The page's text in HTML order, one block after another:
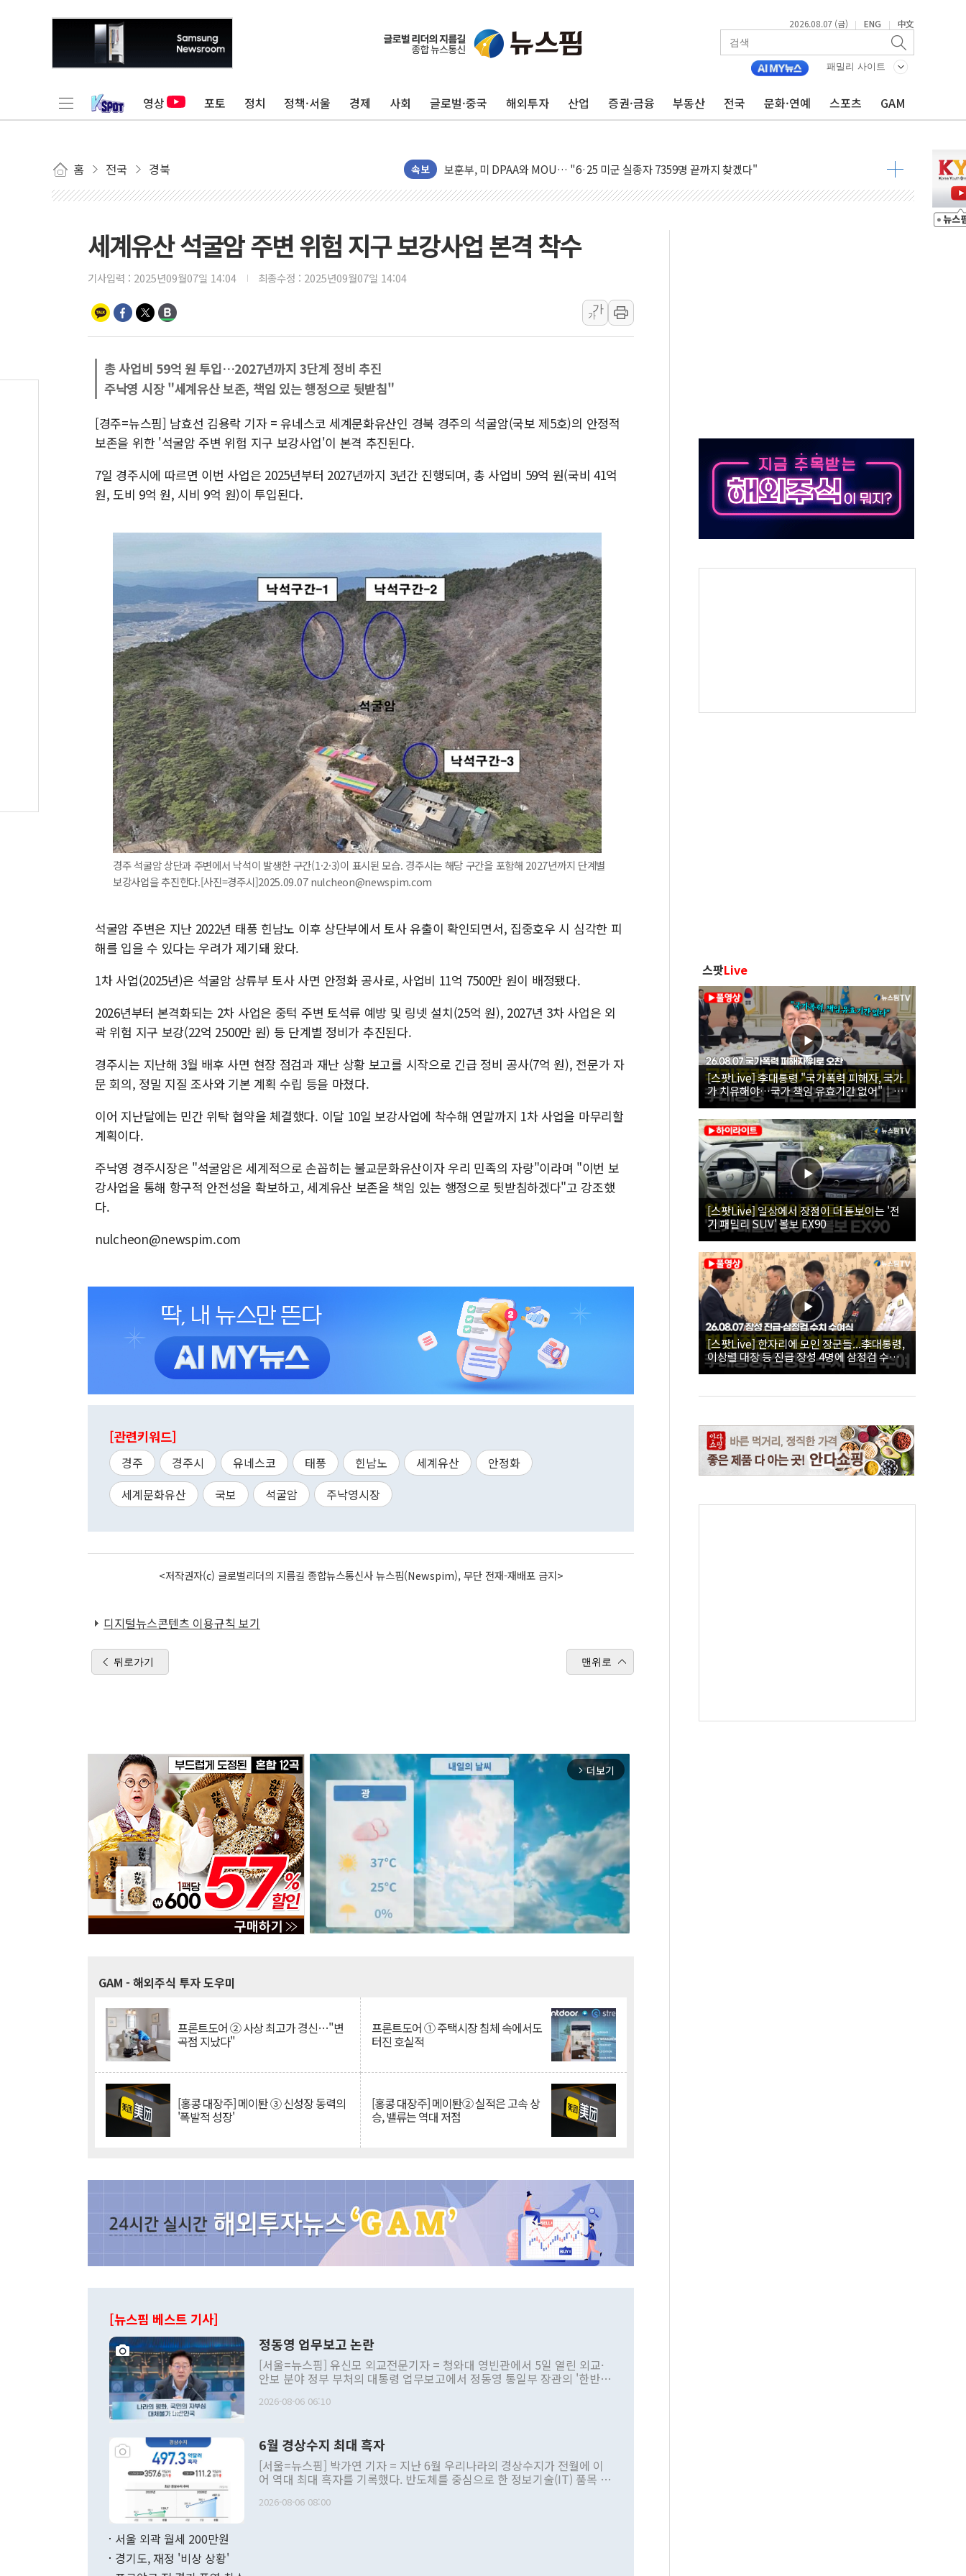
2026.08.07 (금) | ENG | 中文
패밀리 사이트
영상 포토 정치 정책·서울 경제 사회 글로벌·중국 해외투자 산업 증권·금융 부동산 전국 문화·연예 스포츠 GAM
홈 전국 경북 속보
[AI MY 뉴스] 뉴욕 반도체주 프리뷰...美 고용 쇼크에 반도체주 '활짝'
뉴욕증시 프리뷰, 美 고용 쇼크에 금리 인상 우려 후퇴…나스닥 선물 1%대 상승
[사진] 이슬람 수니파 3개국, 공동방위협정 체결
뉴욕증시 개장 전 특징주...아틀라시안·클라우드플레어·태양광주↑ VS 트레이드데스크·웬디스↓
트럼프 "금리 내려야"…파월 때와 달리 워시엔 톤 낮춰
특정 정치인 측근 포항시 정책특보 내정설...포항시 '시끌'
李 대통령, '6시간 마라톤 부동산 2차 회의' 주재… "전폭적 공급 확대·속도전 총력"
트럼프, 中 겨냥 폴리실리콘 관세 15% 부과…美 태양광주 급등
이란와이어 "이란 최고지도자 위독…곧 사망해도 놀랍지 않아"
남동발전, 해남군에 국내 최대 규모 400MW 태양광 착공…여의도 1.6배 규모
[인도증시] 중동 불안 속 유가 상승에 소폭 하락...금융주 낙폭 커
신길동 신축도 3.3㎡당 7250만원…써밋 클라비온 59㎡ 18억원대
세계유산 석굴암 주변 위험 지구 보강사업 본격 착수
기사입력 : 2025년09월07일 14:04 최종수정 : 2025년09월07일 14:04
가
가
총 사업비 59억 원 투입…2027년까지 3단계 정비 추진
주낙영 시장 "세계유산 보존, 책임 있는 행정으로 뒷받침"
[경주=뉴스핌] 남효선 김용락 기자 = 유네스코 세계문화유산인 경북 경주의 석굴암(국보 제5호)의 안정적
보존을 위한 '석굴암 주변 위험 지구 보강사업'이 본격 추진된다.
7일 경주시에 따르면 이번 사업은 2025년부터 2027년까지 3년간 진행되며, 총 사업비 59억 원(국비 41억
원, 도비 9억 원, 시비 9억 원)이 투입된다.
경주 석굴암 상단과 주변에서 낙석이 발생한 구간(1·2·3)이 표시된 모습. 경주시는 해당 구간을 포함해 2027년까지 단계별
보강사업을 추진한다.[사진=경주시]2025.09.07 nulcheon@newspim.com
석굴암 주변은 지난 2022년 태풍 힌남노 이후 상단부에서 토사 유출이 확인되면서, 집중호우 시 심각한 피
해를 입을 수 있다는 우려가 제기돼 왔다.
1차 사업(2025년)은 석굴암 상류부 토사 사면 안정화 공사로, 사업비 11억 7500만 원이 배정됐다.
2026년부터 본격화되는 2차 사업은 중턱 주변 토석류 예방 및 링넷 설치(25억 원), 2027년 3차 사업은 외
곽 위험 지구 보강(22억 2500만 원) 등 단계별 정비가 추진된다.
경주시는 지난해 3월 배후 사면 현장 점검과 재난 상황 보고를 시작으로 긴급 정비 공사(7억 원), 전문가 자
문 회의, 정밀 지질 조사와 기본 계획 수립 등을 마쳤다.
이어 지난달에는 민간 위탁 협약을 체결했다. 이달 10일 보강사업에 착수해 연말까지 1차 사업을 마무리할
계획이다.
주낙영 경주시장은 "석굴암은 세계적으로 손꼽히는 불교문화유산이자 우리 민족의 자랑"이라며 "이번 보
강사업을 통해 항구적 안전성을 확보하고, 세계유산 보존을 책임 있는 행정으로 뒷받침하겠다"고 강조했
다.
nulcheon@newspim.com
[관련키워드]
경주 경주시 유네스코 태풍 힌남노 세계유산
안정화
세계문화유산
국보 석굴암 주낙영시장
<저작권자(c) 글로벌리더의 지름길 종합뉴스통신사 뉴스핌(Newspim), 무단 전재-재배포 금지>
디지털뉴스콘텐츠 이용규칙 보기
뒤로가기 맨위로
arrow_forward_ios 더보기
GAM - 해외주식 투자 도우미
프론트도어 ② 사상 최고가 경신…"변
곡점 지났다"
프론트도어 ① 주택시장 침체 속에서도
터진 호실적
[홍콩 대장주] 메이퇀 ③ 신성장 동력의
'폭발적 성장'
[홍콩 대장주] 메이퇀② 실적은 고속 상
승, 밸류는 역대 저점
[뉴스핌 베스트 기사]
정동영 업무보고 논란
[서울=뉴스핌] 유신모 외교전문기자 = 청와대 영빈관에서 5일 열린 외교·
안보 분야 정부 부처의 대통령 업무보고에서 정동영 통일부 장관의 '한반도
발언 중에는 정부 내 조율을 거치지 않은 사안을 정책으로 추진하겠다고 공
주의적 희망에 근거한 비현실적 구상'이라는 비판을 내놨다. 그동안 정 장
관의 대북 정책 관련 발언이 물의를 빚은 적은 여러 번 있지만 대통령과 유
관 부처 장관이 공개적으로 부정적 입장을 표명한 것은 이례적이다. 정 장
관의 무리한 대북 접근법과 월권을 제어해야 한다는 목소리도 높아지고 있
다. [정동영 통일부 장관이 지난달 23일 오후 서울 종로구 정부서울청사에
2026-08-06 06:10
6월 경상수지 최대 흑자
[서울=뉴스핌] 박가연 기자 = 지난 6월 우리나라의 경상수지가 전월에 이
어 역대 최대 흑자를 기록했다. 반도체를 중심으로 한 정보기술(IT) 품목 수
료=한국은행] 한국은행이 6일 발표한 '2026년 6월 국제수지(잠정)'에 따르
2026-08-06 08:00
서울 외곽 월세 200만원
경기도, 재정 '비상 상황'
스팟Live
[스팟Live] 李대통령 "국가폭력 피해자, 국가
가 치유해야…국가 책임 유효기간 없어"｜
26.08.07 국가폭력 피해자 위로 오찬
[스팟Live] 일상에서 장점이 더 돋보이는 '전
기 패밀리 SUV' 볼보 EX90
[스팟Live] 한자리에 모인 장군들...李대통령,
이상렬 대장 등 진급 장성 4명에 삼정검 수치
직접 수여｜26.08.07 장성 진급·삼정검 수치